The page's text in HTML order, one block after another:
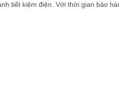
tiết kiệm điện. Với thời gian bảo